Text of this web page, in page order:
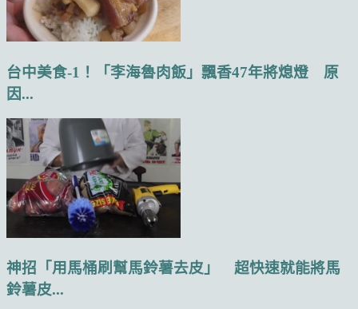
台中美食-1！「李海魯肉飯」飄香47年將熄燈 原
因...
神招「用馬桶刷幫馬鈴薯去皮」 超快速就能將馬
鈴薯皮...